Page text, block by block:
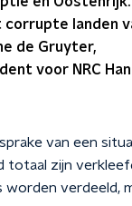
corrupte landen
de Gruyter,
voor NRC
van een
totaal zijn
worden verdeeld,